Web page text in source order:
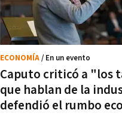
Caputo criticó a "los
que hablan de la
defendió el rumbo
ECONOMÍA/ En un evento